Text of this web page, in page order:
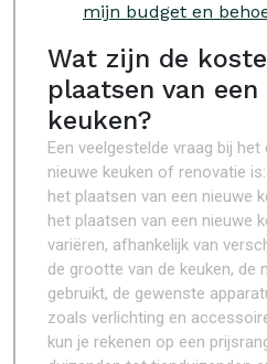
mijn budget en
Wat zijn de
plaatsen van
keuken?
Een veelgestelde vraag bij
nieuwe keuken of renovatie
het plaatsen van een nieuwe
het plaatsen van een nieuwe
variëren, afhankelijk van
de grootte van de keuken, de
gebruikt, de gewenste
zoals verlichting en
kun je rekenen op een